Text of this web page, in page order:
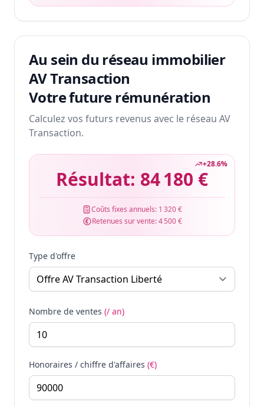
Au sein du réseau immobilier
AV Transaction
Votre future rémunération
Calculez vos futurs revenus avec le réseau AV
Transaction.
+28.6%
Résultat: 84 180 €
Coûts fixes annuels: 1 320 €
Retenues sur vente:4 500 €
Type d'offre
Nombre de ventes (/ an)
Honoraires / chiffre d'affaires (€)